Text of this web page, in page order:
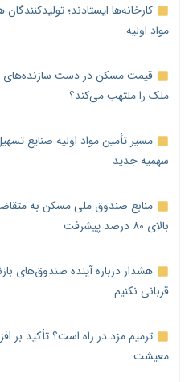
کارخانه‌ها ایستادند؛
مواد اولیه
قیمت مسکن در دست سازنده‌های
ملک را ملتهب می‌کند؟
سهمیه جدید
منابع صندوق ملی مسکن به
بالای ۸۰ درصد پیشرفت
هشدار درباره آینده صندوق‌های
قربانی نکنیم
ترمیم مزد در راه است؟ تأکید بر
معیشت